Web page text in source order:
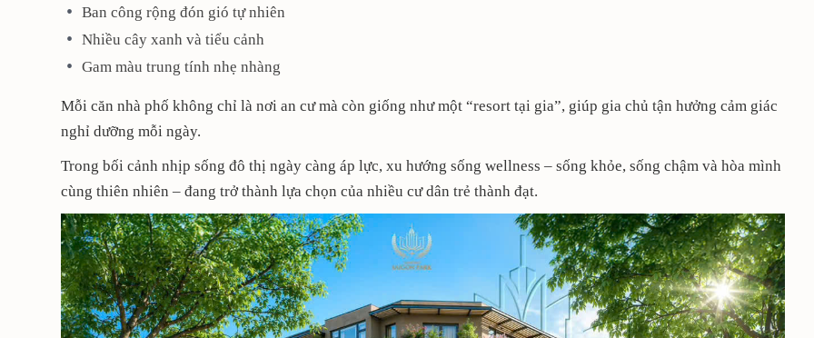
Ban công rộng đón gió tự nhiên
Nhiều cây xanh và tiểu cảnh
Gam màu trung tính nhẹ nhàng
Mỗi căn nhà phố không chỉ là nơi an cư mà còn giống như một “resort tại gia”, giúp gia chủ tận hưởng cảm giác
nghỉ dưỡng mỗi ngày.
Trong bối cảnh nhịp sống đô thị ngày càng áp lực, xu hướng sống wellness – sống khỏe, sống chậm và hòa mình
cùng thiên nhiên – đang trở thành lựa chọn của nhiều cư dân trẻ thành đạt.